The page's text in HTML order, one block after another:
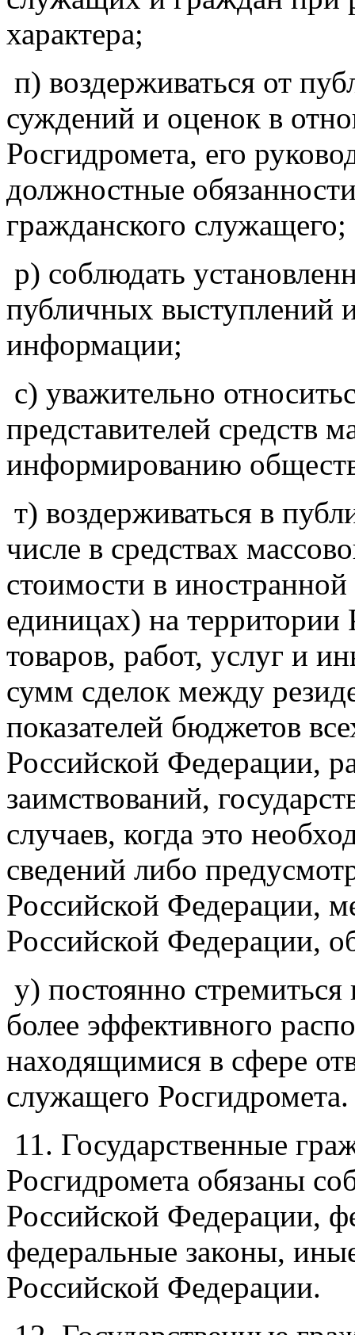
характера;
п) воздерживаться от
суждений и оценок в
Росгидромета, его
должностные
гражданского служащего;
р) соблюдать
публичных выступлений
информации;
с) уважительно
представителей средств
информированию
т) воздерживаться в
числе в средствах
стоимости в
единицах) на
товаров, работ, услуг и
сумм сделок между
показателей бюджетов
Российской Федерации,
заимствований,
случаев, когда это
сведений либо
Российской Федерации,
Российской Федерации,
у) постоянно
более эффективного
находящимися в сфере
служащего Росгидромета.
11. Государственные
Росгидромета обязаны
Российской Федерации,
федеральные законы,
Российской Федерации.